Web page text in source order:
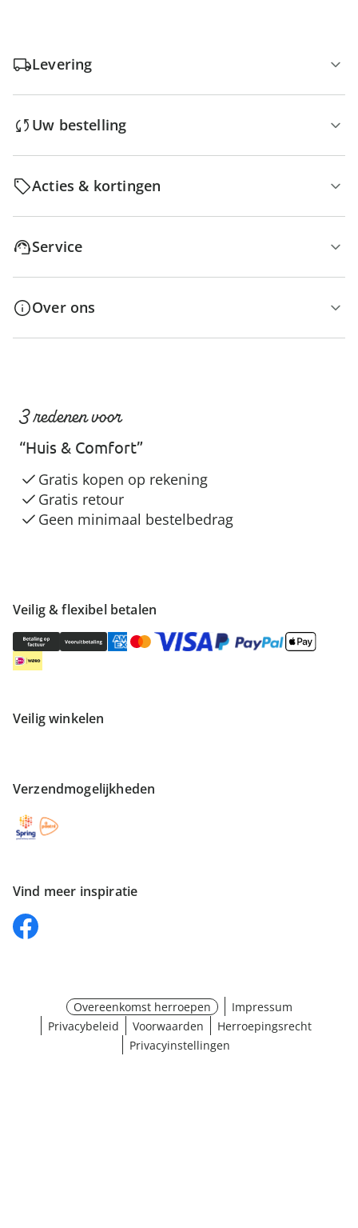
Levering
Uw bestelling
Acties & kortingen
Service
Over ons
Veilig & flexibel betalen
Veilig winkelen
Verzendmogelijkheden
Vind meer inspiratie
3 redenen voor
“Huis & Comfort”
Gratis kopen op rekening
Gratis retour
Geen minimaal bestelbedrag
Overeenkomst herroepen
Impressum
Privacybeleid
Voorwaarden
Herroepingsrecht
Privacyinstellingen